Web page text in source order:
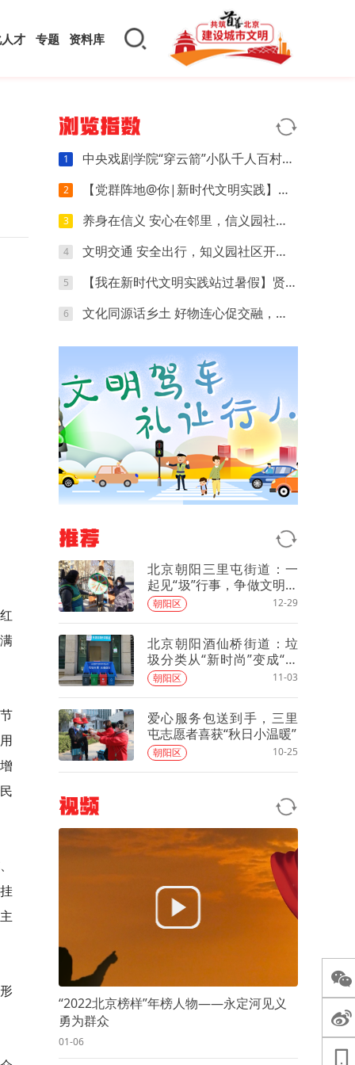
才 专题 资料库
浏览指数
1 中央戏剧学院“穿云箭”小队千人百村暑期实践：红色文化可感可触，文创“小楼”萌动山乡
2 【党群阵地@你|新时代文明实践】开营第四天｜执笔忆研学，动手探科学，解锁夏日多彩时光
3 养身在信义 安心在邻里，信义园社区立秋养生专场来啦
4 文明交通 安全出行，知义园社区开展电动车交通安全宣传活动
5 【我在新时代文明实践站过暑假】贤王庄村开展“寻找赛博坦星球”青少年科普活动
6 文化同源话乡土 好物连心促交融，夏各庄镇团委开展京津冀红领巾夏令营乡土好物分享会
推荐
北京朝阳三里屯街道：一
起见“圾”行事，争做文明时
尚达人
朝阳区 12-29
北京朝阳酒仙桥街道：垃
圾分类从“新时尚”变成“好
习惯”
朝阳区 11-03
爱心服务包送到手，三里
屯志愿者喜获“秋日小温暖”
朝阳区 10-25
视频
“2022北京榜样”年榜人物——永定河见义
勇为群众
01-06